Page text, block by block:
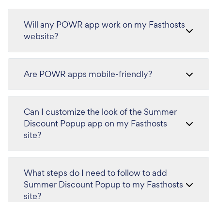
Will any POWR app work on my Fasthosts
website?
Are POWR apps mobile-friendly?
Can I customize the look of the Summer
Discount Popup app on my Fasthosts
site?
What steps do I need to follow to add
Summer Discount Popup to my Fasthosts
site?